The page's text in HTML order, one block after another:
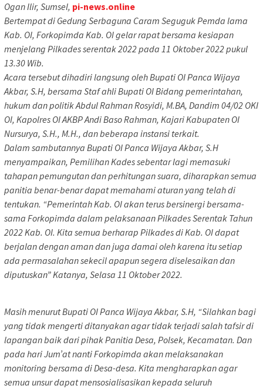
Ogan Ilir, Sumsel, pi-news.online
Bertempat di Gedung Serbaguna Caram Seguguk Pemda lama
Kab. OI, Forkopimda Kab. OI gelar rapat bersama kesiapan
menjelang Pilkades serentak 2022 pada 11 Oktober 2022 pukul
13.30 Wib.
Acara tersebut dihadiri langsung oleh Bupati OI Panca Wijaya
Akbar, S.H, bersama Staf ahli Bupati OI Bidang pemerintahan,
hukum dan politik Abdul Rahman Rosyidi, M.BA, Dandim 04/02 OKI
OI, Kapolres OI AKBP Andi Baso Rahman, Kajari Kabupaten OI
Nursurya, S.H., M.H., dan beberapa instansi terkait.
Dalam sambutannya Bupati OI Panca Wijaya Akbar, S.H
menyampaikan, Pemilihan Kades sebentar lagi memasuki
tahapan pemungutan dan perhitungan suara, diharapkan semua
panitia benar-benar dapat memahami aturan yang telah di
tentukan. “Pemerintah Kab. OI akan terus bersinergi bersama-
sama Forkopimda dalam pelaksanaan Pilkades Serentak Tahun
2022 Kab. OI. Kita semua berharap Pilkades di Kab. OI dapat
berjalan dengan aman dan juga damai oleh karena itu setiap
ada permasalahan sekecil apapun segera diselesaikan dan
diputuskan” Katanya, Selasa 11 Oktober 2022.
Masih menurut Bupati OI Panca Wijaya Akbar, S.H, “Silahkan bagi
yang tidak mengerti ditanyakan agar tidak terjadi salah tafsir di
lapangan baik dari pihak Panitia Desa, Polsek, Kecamatan. Dan
pada hari Jum’at nanti Forkopimda akan melaksanakan
monitoring bersama di Desa-desa. Kita mengharapkan agar
semua unsur dapat mensosialisasikan kepada seluruh